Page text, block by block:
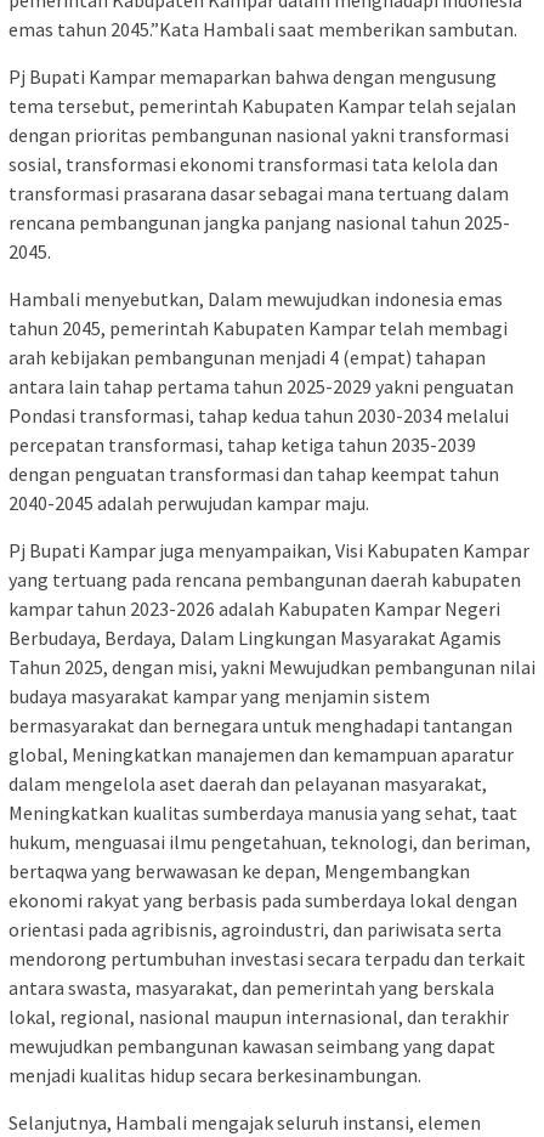
emas tahun 2045.”Kata Hambali saat memberikan sambutan.
Pj Bupati Kampar memaparkan bahwa dengan mengusung
tema tersebut, pemerintah Kabupaten Kampar telah sejalan
dengan prioritas pembangunan nasional yakni transformasi
sosial, transformasi ekonomi transformasi tata kelola dan
transformasi prasarana dasar sebagai mana tertuang dalam
rencana pembangunan jangka panjang nasional tahun 2025-
2045.
Hambali menyebutkan, Dalam mewujudkan indonesia emas
tahun 2045, pemerintah Kabupaten Kampar telah membagi
arah kebijakan pembangunan menjadi 4 (empat) tahapan
antara lain tahap pertama tahun 2025-2029 yakni penguatan
Pondasi transformasi, tahap kedua tahun 2030-2034 melalui
percepatan transformasi, tahap ketiga tahun 2035-2039
dengan penguatan transformasi dan tahap keempat tahun
2040-2045 adalah perwujudan kampar maju.
Pj Bupati Kampar juga menyampaikan, Visi Kabupaten Kampar
yang tertuang pada rencana pembangunan daerah kabupaten
kampar tahun 2023-2026 adalah Kabupaten Kampar Negeri
Berbudaya, Berdaya, Dalam Lingkungan Masyarakat Agamis
Tahun 2025, dengan misi, yakni Mewujudkan pembangunan nilai
budaya masyarakat kampar yang menjamin sistem
bermasyarakat dan bernegara untuk menghadapi tantangan
global, Meningkatkan manajemen dan kemampuan aparatur
dalam mengelola aset daerah dan pelayanan masyarakat,
Meningkatkan kualitas sumberdaya manusia yang sehat, taat
hukum, menguasai ilmu pengetahuan, teknologi, dan beriman,
bertaqwa yang berwawasan ke depan, Mengembangkan
ekonomi rakyat yang berbasis pada sumberdaya lokal dengan
orientasi pada agribisnis, agroindustri, dan pariwisata serta
mendorong pertumbuhan investasi secara terpadu dan terkait
antara swasta, masyarakat, dan pemerintah yang berskala
lokal, regional, nasional maupun internasional, dan terakhir
mewujudkan pembangunan kawasan seimbang yang dapat
menjadi kualitas hidup secara berkesinambungan.
Selanjutnya, Hambali mengajak seluruh instansi, elemen